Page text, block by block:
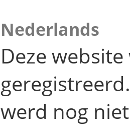
Nederlands
Deze
werd nog